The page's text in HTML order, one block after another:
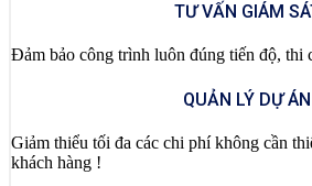
TƯ VẤN GIÁM
Đảm bảo công trình luôn đúng tiến độ, thi
QUẢN LÝ DỰ ÁN
Giảm thiểu tối đa các chi phí không cần
khách hàng !